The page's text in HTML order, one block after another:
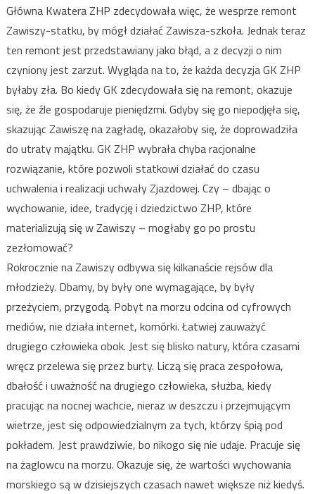
Główna Kwatera ZHP zdecydowała więc, że wesprze remont
Zawiszy-statku, by mógł działać Zawisza-szkoła. Jednak teraz
ten remont jest przedstawiany jako błąd, a z decyzji o nim
czyniony jest zarzut. Wygląda na to, że każda decyzja GK ZHP
byłaby zła. Bo kiedy GK zdecydowała się na remont, okazuje
się, że źle gospodaruje pieniędzmi. Gdyby się go niepodjęła się,
skazując Zawiszę na zagładę, okazałoby się, że doprowadziła
do utraty majątku. GK ZHP wybrała chyba racjonalne
rozwiązanie, które pozwoli statkowi działać do czasu
uchwalenia i realizacji uchwały Zjazdowej. Czy – dbając o
wychowanie, idee, tradycję i dziedzictwo ZHP, które
materializują się w Zawiszy – mogłaby go po prostu
zezłomować?
Rokrocznie na Zawiszy odbywa się kilkanaście rejsów dla
młodzieży. Dbamy, by były one wymagające, by były
przeżyciem, przygodą. Pobyt na morzu odcina od cyfrowych
mediów, nie działa internet, komórki. Łatwiej zauważyć
drugiego człowieka obok. Jest się blisko natury, która czasami
wręcz przelewa się przez burty. Liczą się praca zespołowa,
dbałość i uważność na drugiego człowieka, służba, kiedy
pracując na nocnej wachcie, nieraz w deszczu i przejmującym
wietrze, jest się odpowiedzialnym za tych, którzy śpią pod
pokładem. Jest prawdziwie, bo nikogo się nie udaje. Pracuje się
na żaglowcu na morzu. Okazuje się, że wartości wychowania
morskiego są w dzisiejszych czasach nawet większe niż kiedyś.